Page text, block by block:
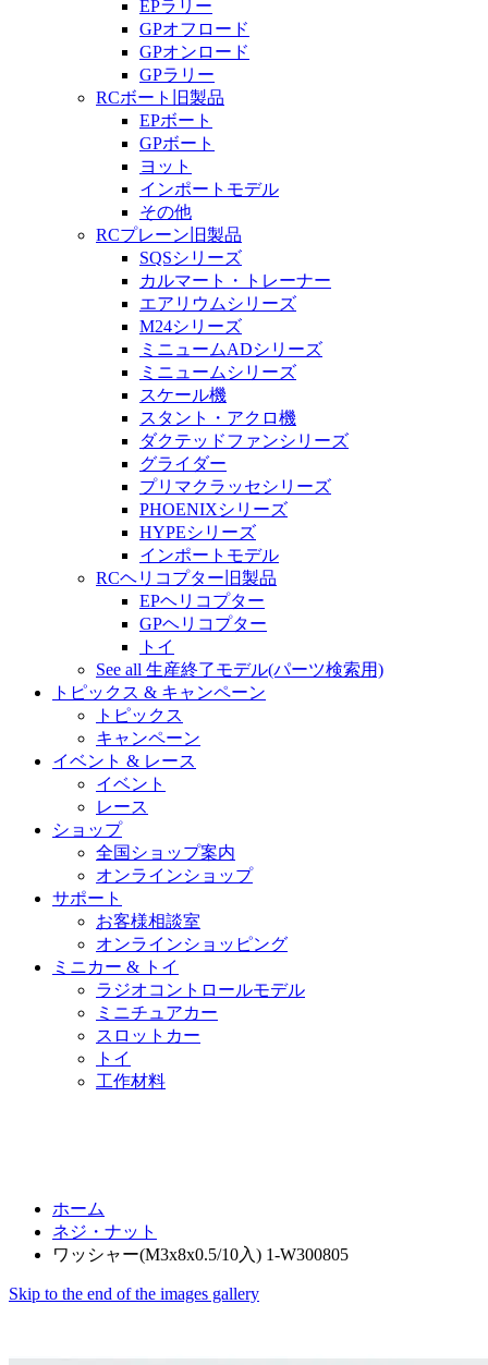
EPラリー
GPオフロード
GPオンロード
GPラリー
RCボート旧製品
EPボート
GPボート
ヨット
インポートモデル
その他
RCプレーン旧製品
SQSシリーズ
カルマート・トレーナー
エアリウムシリーズ
M24シリーズ
ミニュームADシリーズ
ミニュームシリーズ
スケール機
スタント・アクロ機
ダクテッドファンシリーズ
グライダー
プリマクラッセシリーズ
PHOENIXシリーズ
HYPEシリーズ
インポートモデル
RCヘリコプター旧製品
EPヘリコプター
GPヘリコプター
トイ
See all 生産終了モデル(パーツ検索用)
トピックス & キャンペーン
トピックス
キャンペーン
イベント & レース
イベント
レース
ショップ
全国ショップ案内
オンラインショップ
サポート
お客様相談室
オンラインショッピング
ミニカー & トイ
ラジオコントロールモデル
ミニチュアカー
スロットカー
トイ
工作材料
ホーム
ネジ・ナット
ワッシャー(M3x8x0.5/10入) 1-W300805
Skip to the end of the images gallery